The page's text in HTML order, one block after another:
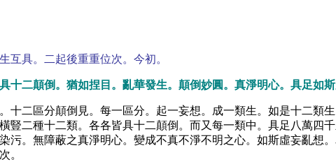
互具。二起後重重位次。今初。
十二顛倒。猶如捏目。亂華發生。顛倒妙圓。真淨明心。具足如斯
十二區分顛倒見。每一區分。起一妄想。成一類生。如是十二
豎二種十二類。各各皆具十二顛倒。而又每一類中。具足八萬四
污。無障蔽之真淨明心。變成不真不淨不明之心。如斯虛妄亂想
。